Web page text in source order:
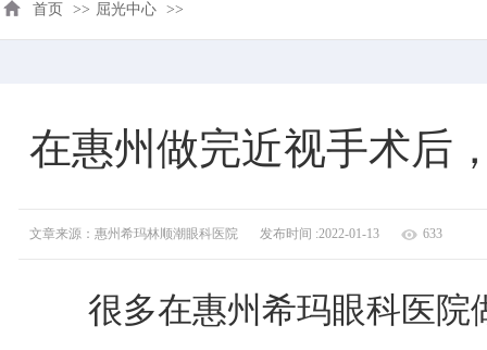
首页 >> 屈光中心 >>
在惠州做完近视手术后
文章来源：惠州希玛林顺潮眼科医院 发布时间 :2022-01-13 633
很多在惠州希玛眼科医院